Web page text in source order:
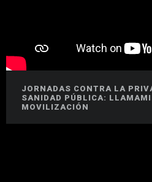
JORNADAS CONTRA LA
SANIDAD PÚBLICA:
MOVILIZACIÓN